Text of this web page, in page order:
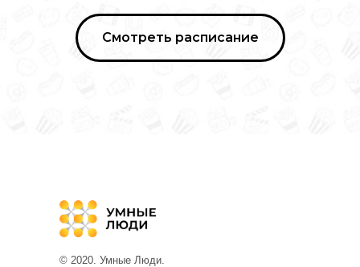
Смотреть расписание
© 2020. Умные Люди.